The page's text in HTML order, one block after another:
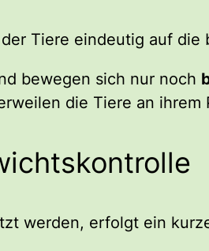
Tiere eindeutig auf die
bewegen sich nur noch
die Tiere an ihrem
werden, erfolgt ein